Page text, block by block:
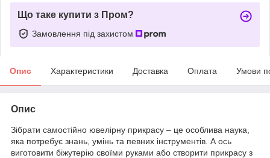
Що таке купити з Пром?
Замовлення під захистом
Опис Характеристики Доставка Оплата Умови
Опис
Зібрати самостійно ювелірну прикрасу – це особлива наука,
яка потребує знань, умінь та певних інструментів. А ось
виготовити біжутерію своїми руками або створити прикрасу з